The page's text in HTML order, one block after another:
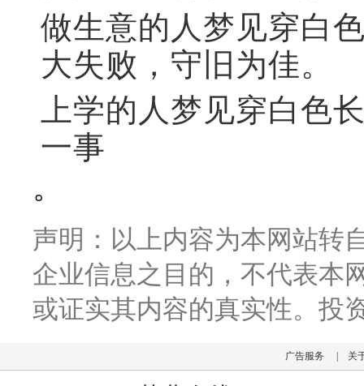
做生意的人梦见穿白
大失败，守旧为佳。
上学的人梦见穿白色
一事
。
声明：以上内容为本网站转
企业信息之目的，不代表本
或证实其内容的真实性。投
广告服务 | 关